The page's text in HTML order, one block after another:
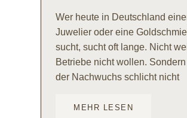
Wer heute in Deutschland
Juwelier oder eine
sucht, sucht oft lange. Nicht
Betriebe nicht wollen. Sondern
der Nachwuchs schlicht nicht
MEHR LESEN